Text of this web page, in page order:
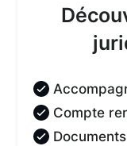
Compte